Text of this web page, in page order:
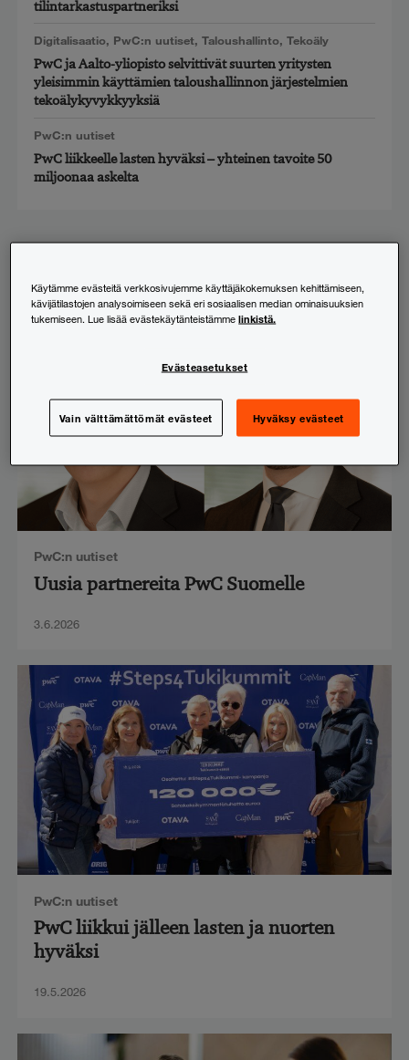
tilintarkastuspartneriksi
Digitalisaatio, PwC:n uutiset, Taloushallinto, Tekoäly
PwC ja Aalto-yliopisto selvittivät suurten yritysten
yleisimmin käyttämien taloushallinnon järjestelmien
tekoälykyvykkyyksiä
PwC:n uutiset
PwC liikkeelle lasten hyväksi – yhteinen tavoite 50
miljoonaa askelta
myös nämä
PwC:n uutiset
Uusia partnereita PwC Suomelle
3.6.2026
PwC:n uutiset
PwC liikkui jälleen lasten ja nuorten
hyväksi
19.5.2026
Käytämme evästeitä verkkosivujemme käyttäjäkokemuksen kehittämiseen,
kävijätilastojen analysoimiseen sekä eri sosiaalisen median ominaisuuksien
tukemiseen. Lue lisää evästekäytänteistämmelinkistä.
Evästeasetukset
Vain välttämättömät evästeet Hyväksy evästeet